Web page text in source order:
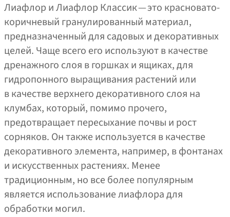
Лиафлор и Лиафлор Классик — это красновато-
коричневый гранулированный материал,
предназначенный для садовых и декоративных
целей. Чаще всего его используют в качестве
дренажного слоя в горшках и ящиках, для
гидропонного выращивания растений или
в качестве верхнего декоративного слоя на
клумбах, который, помимо прочего,
предотвращает пересыхание почвы и рост
сорняков. Он также используется в качестве
декоративного элемента, например, в фонтанах
и искусственных растениях. Менее
традиционным, но все более популярным
является использование лиафлора для
обработки могил.